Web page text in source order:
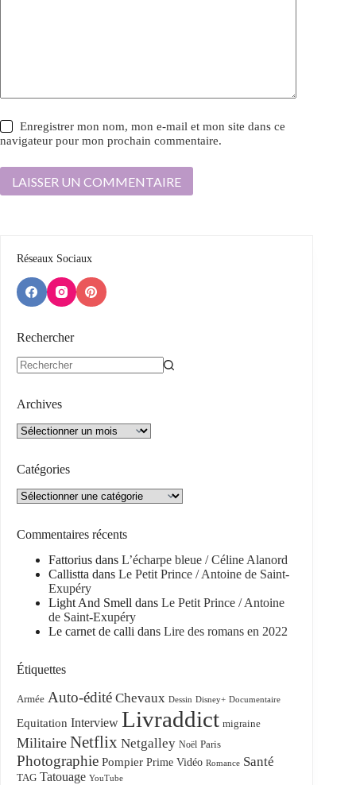
Enregistrer mon nom, mon e-mail et mon site dans ce
navigateur pour mon prochain commentaire.
LAISSER UN COMMENTAIRE
Réseaux Sociaux
Rechercher
Archives
Archives
Catégories
Catégories
Commentaires récents
Fattorius dans L’écharpe bleue / Céline Alanord
Callistta dans Le Petit Prince / Antoine de Saint-
Exupéry
Light And Smell dans Le Petit Prince / Antoine
de Saint-Exupéry
Le carnet de calli dans Lire des romans en 2022
Étiquettes
Armée Auto-édité Chevaux Dessin Disney+ Documentaire
Equitation Interview Livraddict migraine
Militaire Netflix Netgalley Noël Paris
Photographie Pompier Prime Vidéo Romance Santé
TAG Tatouage YouTube